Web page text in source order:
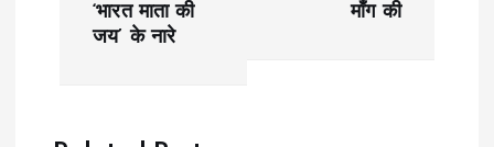
‘भारत माता की
जय’ के नारे
माँग की